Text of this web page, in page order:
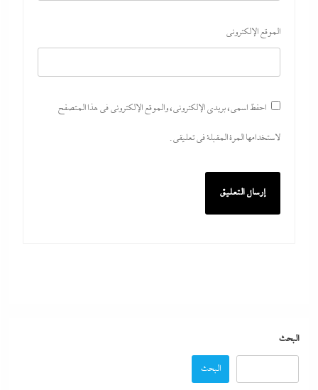
الموقع الإلكتروني
احفظ اسمي، بريدي الإلكتروني، والموقع الإلكتروني في هذا المتصفح
لاستخدامها المرة المقبلة في تعليقي.
البحث
البحث
الأجنبي رغم توترات هرمز